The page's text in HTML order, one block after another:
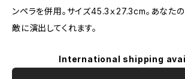
ンペラを併用。サイズ45.3ｘ27.3cm。あなた
敵に演出してくれます。
International shipping